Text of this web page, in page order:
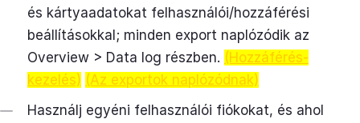
és kártyaadatokat felhasználói/hozzáférési
beállításokkal; minden export naplózódik az
Overview > Data log részben. (Hozzáférés-
kezelés) (Az exportok naplózódnak)
Használj egyéni felhasználói fiókokat, és ahol